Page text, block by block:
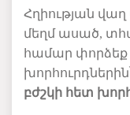
Հղիության
մեղմ ասած,
համար փորձեք
խորհուրդներին
բժշկի հետ